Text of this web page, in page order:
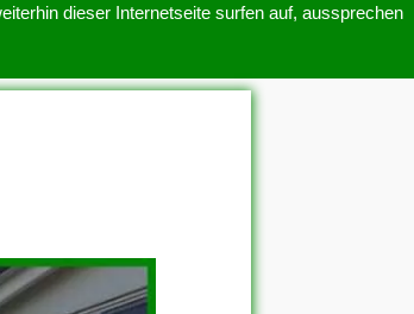
dieser Internetseite surfen auf, aussprechen